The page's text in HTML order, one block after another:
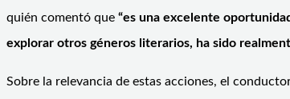
quién comentó que “es una excelente
explorar otros géneros literarios, ha sido
Sobre la relevancia de estas acciones, el